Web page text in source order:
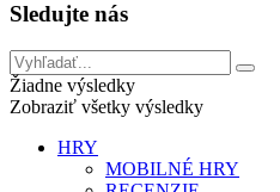
Sledujte nás
Žiadne výsledky
Zobraziť všetky výsledky
HRY
MOBILNÉ HRY